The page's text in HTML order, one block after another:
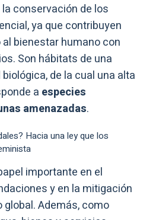
conservación de los
ya que contribuyen
bienestar humano con
Son hábitats de una
de la cual una alta
a especies
amenazadas.
importante en el
y en la mitigación
Además, como